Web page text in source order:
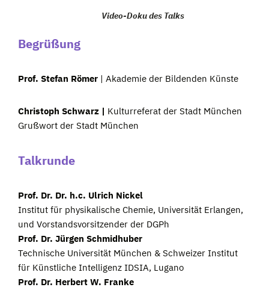
Video-Doku des Talks
Begrüßung
Prof. Stefan Römer | Akademie der Bildenden Künste
Christoph Schwarz | Kulturreferat der Stadt München
Grußwort der Stadt München
Talkrunde
Prof. Dr. Dr. h.c. Ulrich Nickel
Institut für physikalische Chemie, Universität Erlangen,
und Vorstandsvorsitzender der DGPh
Prof. Dr. Jürgen Schmidhuber
Technische Universität München & Schweizer Institut
für Künstliche Intelligenz IDSIA, Lugano
Prof. Dr. Herbert W. Franke